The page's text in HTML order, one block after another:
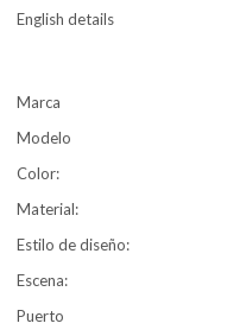
English details
Marca
Modelo
Color:
Material:
Estilo de diseño:
Escena:
Puerto